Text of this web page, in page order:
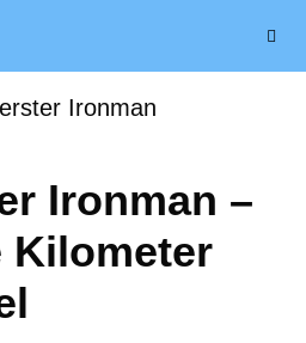
Ironman –
Kilometer